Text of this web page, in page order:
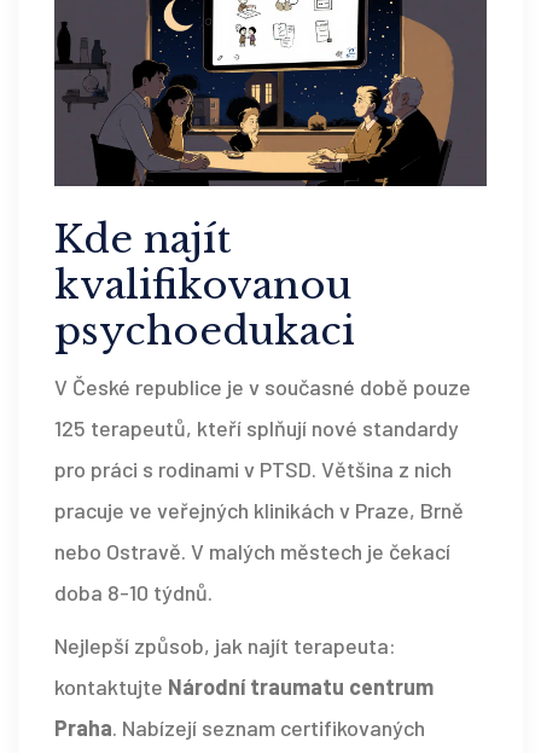
Kde najít
kvalifikovanou
psychoedukaci
V České republice je v současné době pouze
125 terapeutů, kteří splňují nové standardy
pro práci s rodinami v PTSD. Většina z nich
pracuje ve veřejných klinikách v Praze, Brně
nebo Ostravě. V malých městech je čekací
doba 8-10 týdnů.
Nejlepší způsob, jak najít terapeuta:
kontaktujte Národní traumatu centrum
Praha. Nabízejí seznam certifikovaných